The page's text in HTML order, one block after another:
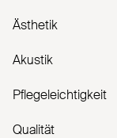
Ästhetik
Akustik
Pflegeleichtigkeit
Qualität